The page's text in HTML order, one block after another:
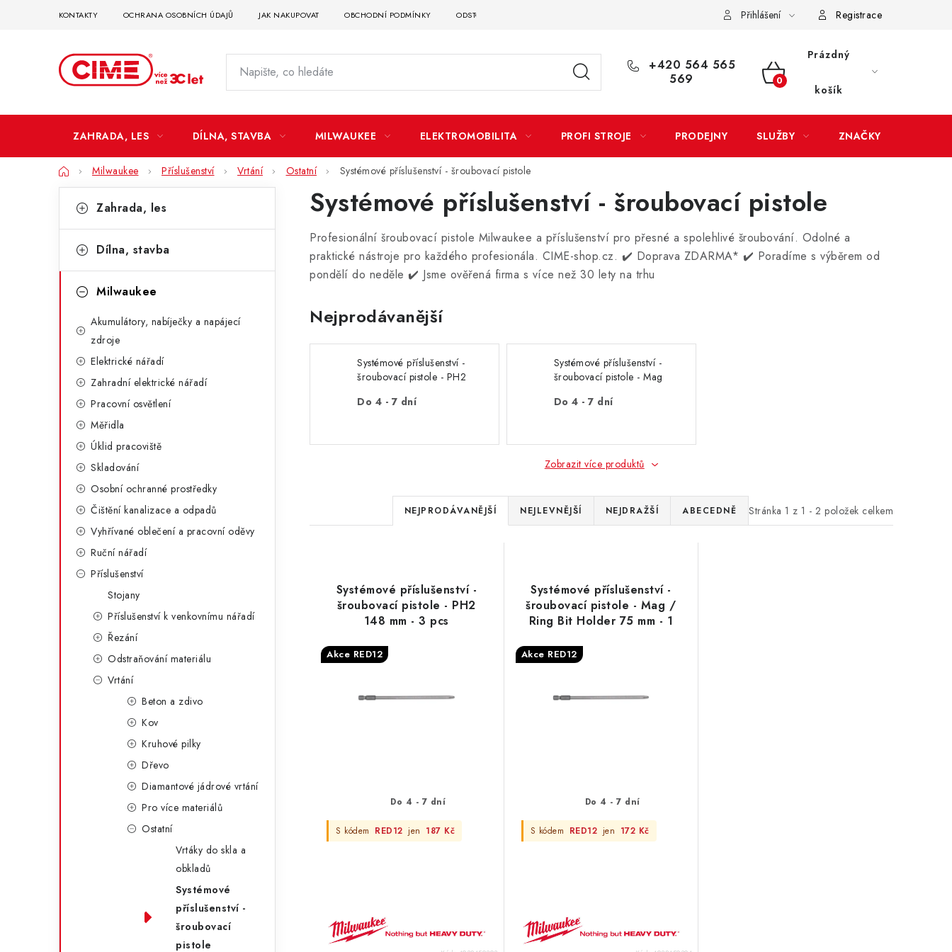
KONTAKTY OCHRANA OSOBNÍCH ÚDAJŮ JAK NAKUPOVAT OBCHODNÍ PODMÍNKY ODSTOUPENÍ OD SMLOUVY EXPEDICE ZBOŽÍ REKLAMACE ZAKOUPENÉHO ZBOŽÍ
Přihlášení Registrace
+420 564 565
569
NÁKUPNÍ
Prázdný
košík
ZAHRADA, LES DÍLNA, STAVBA MILWAUKEE ELEKTROMOBILITA PROFI STROJE PRODEJNY SLUŽBY ZNAČKY
DomůMilwaukee Příslušenství Vrtání Ostatní Systémové příslušenství - šroubovací pistole
o
t
kategorie
a
e
Zahrada, les
Dílna, stavba
Milwaukee
Akumulátory, nabíječky a napájecí
zdroje
Elektrické nářadí
Zahradní elektrické nářadí
Pracovní osvětlení
Měřidla
Úklid pracoviště
Skladování
Osobní ochranné prostředky
Čištění kanalizace a odpadů
Vyhřívané oblečení a pracovní oděvy
Ruční nářadí
Příslušenství
Stojany
Příslušenství k venkovnímu nářadí
Řezání
Odstraňování materiálu
Vrtání
Beton a zdivo
Kov
Kruhové pilky
Dřevo
Diamantové jádrové vrtání
Pro více materiálů
Ostatní
Vrtáky do skla a
obkladů
Systémové
příslušenství -
šroubovací
pistole
Systémové příslušenství - šroubovací pistole
Profesionální šroubovací pistole Milwaukee a příslušenství pro přesné a spolehlivé šroubování. Odolné a
praktické nástroje pro každého profesionála. CIME-shop.cz. ✔️ Doprava ZDARMA* ✔️ Poradíme s výběrem od
pondělí do neděle ✔️ Jsme ověřená firma s více než 30 lety na trhu
Nejprodávanější
Systémové příslušenství -
šroubovací pistole - PH2
Do 4 - 7 dní
Systémové příslušenství -
šroubovací pistole - Mag
- 1 pc
Do 4 - 7 dní
Zobrazit více produktů
Stránka 1 z 1 - 2 položek celkem
Ř
a
e
n
r
k
t
NEJPRODÁVANĚJŠÍ NEJLEVNĚJŠÍ NEJDRAŽŠÍ ABECEDNĚ
Systémové příslušenství -
šroubovací pistole - PH2
148 mm - 3 pcs
Akce RED12
Do 4 - 7 dní
S kódem RED12 jen 187 Kč
Systémové příslušenství -
šroubovací pistole - Mag /
Ring Bit Holder 75 mm - 1
Akce RED12
Do 4 - 7 dní
S kódem RED12 jen 172 Kč